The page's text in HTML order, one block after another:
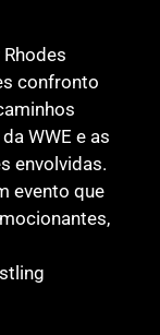
confronto
WWE e as
envolvidas.
evento que